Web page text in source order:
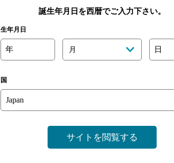
※店舗によりハイボー
関連ページ
サイトマップ ご意見・ご感想 利用規
誕生年月日を西暦でご入力下さい。
生年月日
年 月 日
国
サイトを閲覧する